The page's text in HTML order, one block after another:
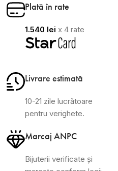
Plată în rate
1.540 lei x 4 rate
Livrare estimată
10-21 zile lucrătoare
pentru verighete.
Marcaj ANPC
Bijuterii verificate și